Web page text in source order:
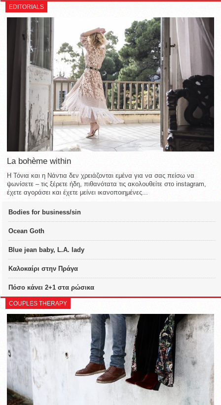
EDITORIALS
La bohème within
Η Τόνια και η Νάντια δεν χρειάζονται εμένα για να σας πείσω να
ψωνίσετε – τις ξέρετε ήδη, πιθανότατα τις ακολουθείτε στο instagram,
έχετε αγοράσει και έχετε μείνει ικανοποιημένες...
Bodies for business/sin
Ocean Goth
Blue jean baby, L.A. lady
Καλοκαίρι στην Πράγα
Πόσο κάνει 2+1 στα ρώσικα
COUPLES THERAPY